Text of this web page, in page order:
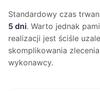
Standardowy czas
5 dni. Warto jednak
realizacji jest ściśle
skomplikowania
wykonawcy.